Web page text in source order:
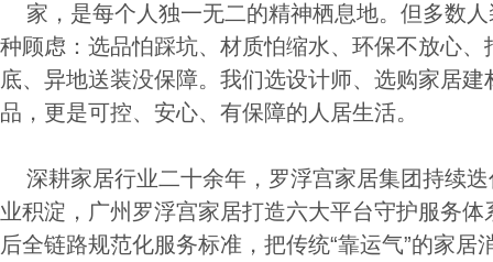
家，是每个人独一无二的精神栖息地。但多数
种顾虑：选品怕踩坑、材质怕缩水、环保不放心
底、异地送装没保障。我们选设计师、选购家居
品，更是可控、安心、有保障的人居生活。
深耕家居行业二十余年，罗浮宫家居集团持续
业积淀，广州罗浮宫家居打造六大平台守护服务
后全链路规范化服务标准，把传统“靠运气”的家居